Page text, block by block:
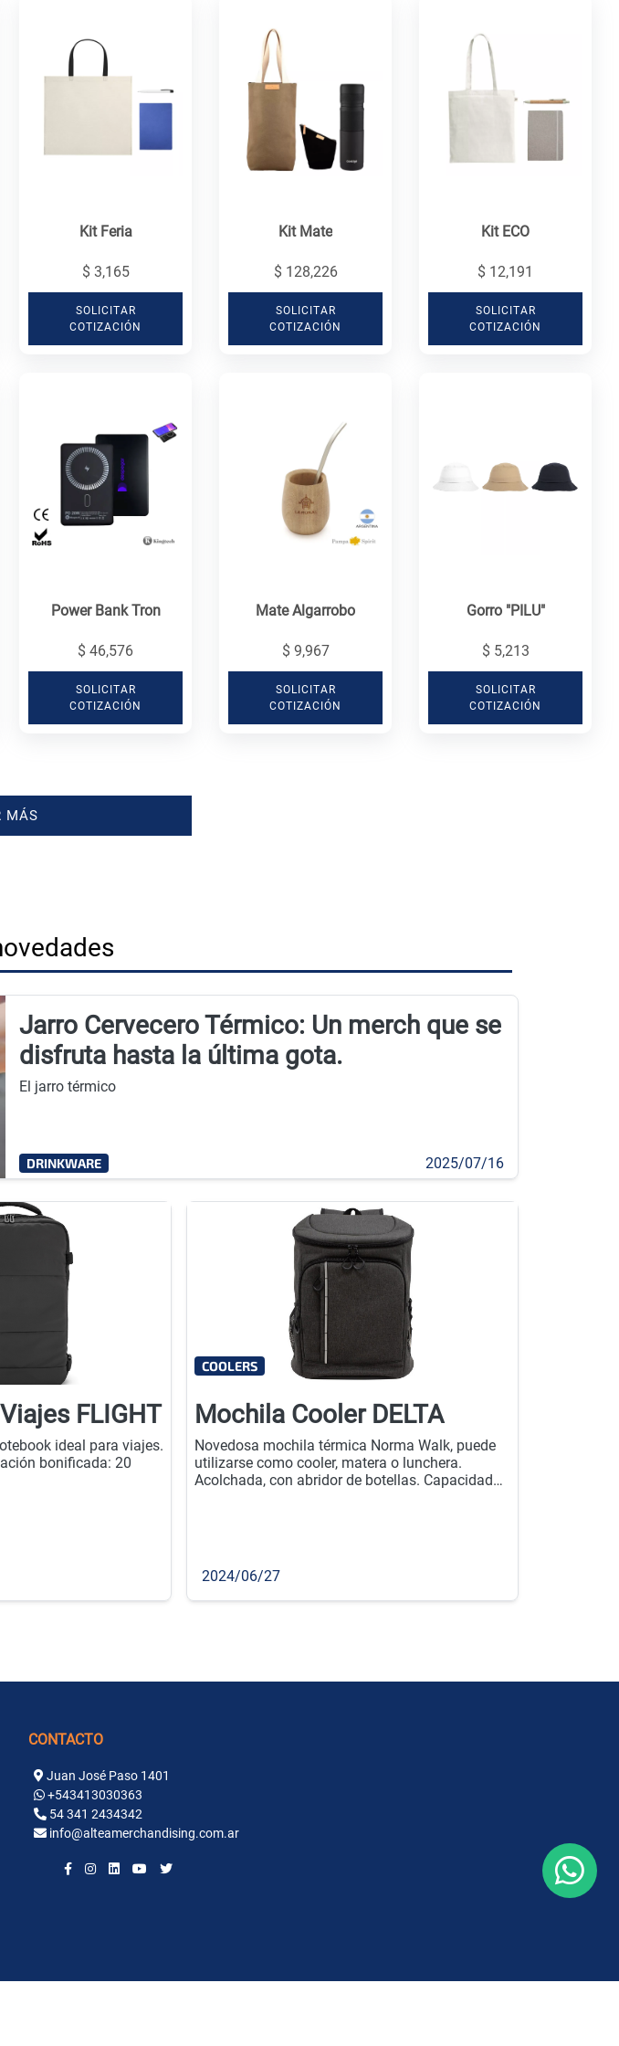
Kit Feria
$ 3,165
SOLICITAR
COTIZACIÓN
Kit Mate
$ 128,226
SOLICITAR
COTIZACIÓN
Kit ECO
$ 12,191
SOLICITAR
COTIZACIÓN
Power Bank Tron
$ 46,576
SOLICITAR
COTIZACIÓN
Mate Algarrobo
$ 9,967
SOLICITAR
COTIZACIÓN
Gorro "PILU"
$ 5,213
SOLICITAR
COTIZACIÓN
MÁS
Jarro Cervecero Térmico: Un merch que se
disfruta hasta la última gota.
El jarro térmico
DRINKWARE 2025/07/16
FLIGHT
ideal para viajes.
bonificada: 20
Mochila Cooler DELTA
Novedosa mochila térmica Norma Walk, puede
utilizarse como cooler, matera o lunchera.
Acolchada, con abridor de botellas. Capacidad
COOLERS
2024/06/27
CONTACTO
Juan José Paso 1401
+543413030363
54 341 2434342
info@alteamerchandising.com.ar